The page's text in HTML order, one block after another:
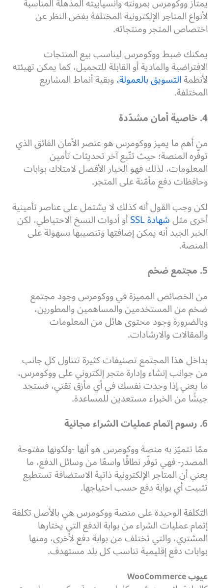
لأنواع المتاجر الإلكترونية المختلفة بغض النظر عن
اختصاص المتجر ومنتجاته.
يمكنك ضبط ووكومرس ليناسب بيع المنتجات
الافتراضية والمادية أو القابلة للتحميل، كما يمكن تهيئته
لأنظمةالتسويق بالعمولة،وبقية أنماط المشاريع
المختلفة.
4. خاصية أمان مشدّدة
من أهم ما يميز ووكومرس هو عنصر الأمان الفائق الذي
توفّره المنصة؛ حيث تتّبع آخر تحديثات تأمين
المعلومات، لذلك فهو الخيار الأفضل لامتلاك بوابات
وحافظات دفع مأمّنة على المتجر.
لكن وجب القول أنه كذلك لا يشتمل على عناصر تأمينية
أخرى مثلشهادة SSL أو أدوات النسخ الاحتياطي، لكن
الخبر الجيد أنه يمكن إضافتها وتنصيبها بسهولة على
المنصة.
5. مجتمع ضخم
من الخصائص المميزة في ووكومرس وجود مجتمع
ضخم من المستخدمين والمساهمين والمطورين،
وبالضرورة وجود محتوى هائل من المعلومات
والمقالات والارشادات.
بداخل هذا المجتمع تصنيفات كثيرة تتناول كل جانب
من جوانب إنشاء وإدارة متجر إلكتروني على ووكومرس،
ما يعني إذا وجدت نفسك في أي مأزق تقني، فستجد
جيشًا من الخبراء مستعدين للمساعدة.
6. رسوم إتمام عمليات الشراء مجانية
ممّا تتميّز به منصة ووكومرس هو أنها -ولكونها مفتوحة
المصدر- فهي توفّر نطاقًا واسعًا من وسائل الدفع، ما
يعني أن المتاجر الإلكترونية ذاتية الاستضافة تستطيع
تثبيت أي بوابة دفع حسب احتياجها.
التكلفة الوحيدة على منصة ووكومرس هي بالأصل تكلفة
إتمام عمليات الشراء من بوابة الدفع التي يختارها
المشتري، والتي تختلف من بوابة دفع لأخرى، ومنها
بوابات دفع إقليمية تناسب كل بلد مستهدف.
عيوب WooCommerce